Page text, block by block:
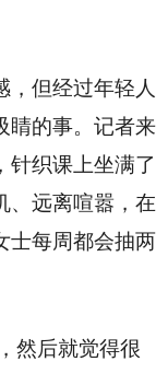
但经过年轻人
睛的事。记者来
针织课上坐满了
、远离喧嚣，在
士每周都会抽两
然后就觉得很